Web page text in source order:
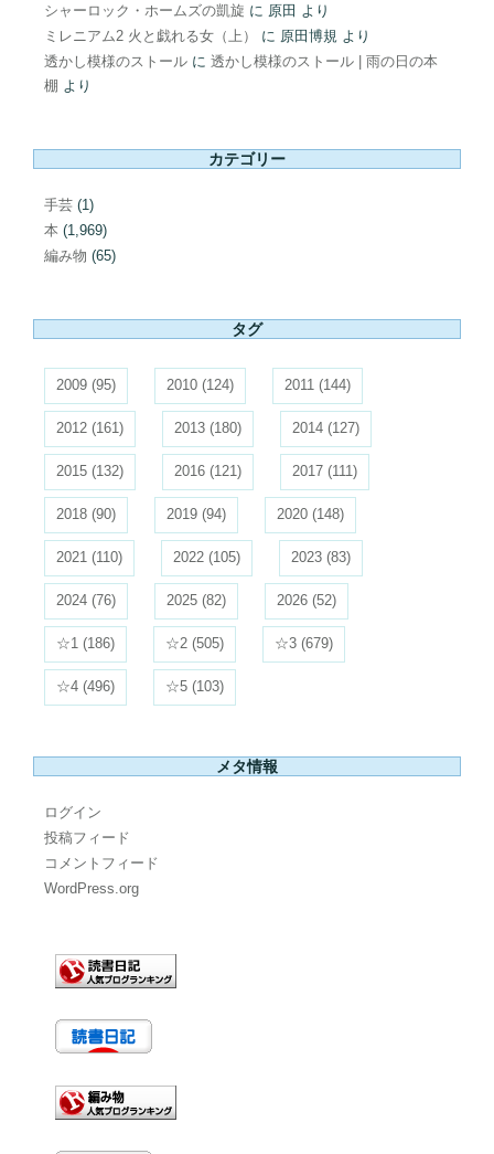
シャーロック・ホームズの凱旋 に 原田 より
ミレニアム2 火と戯れる女（上）
に 原田博規 より
透かし模様のストール に 透かし模様のストール | 雨の日の本
棚 より
カテゴリー
手芸 (1)
本 (1,969)
編み物 (65)
タグ
2009 (95) 2010 (124) 2011 (144)
2012 (161) 2013 (180) 2014 (127)
2015 (132) 2016 (121) 2017 (111)
2018 (90) 2019 (94) 2020 (148)
2021 (110) 2022 (105) 2023 (83)
2024 (76) 2025 (82) 2026 (52)
☆1 (186) ☆2 (505) ☆3 (679)
☆4 (496) ☆5 (103)
メタ情報
ログイン
投稿フィード
コメントフィード
WordPress.org